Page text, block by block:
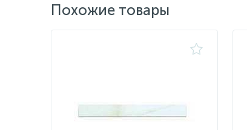
Похожие товары